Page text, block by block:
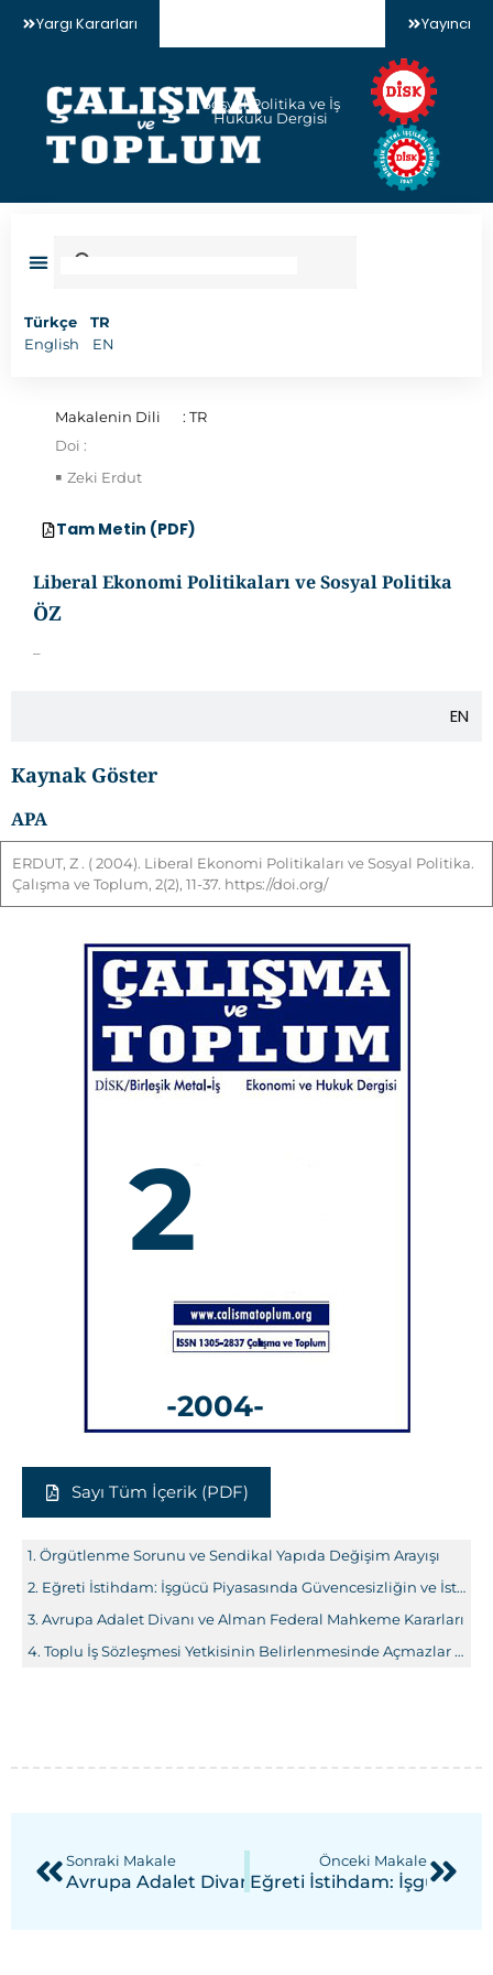
Yargı Kararları Yayıncı
Sosyal Politika ve İş
Hukuku Dergisi
Türkçe
TR
English
EN
2
-2004-
Sayı Tüm İçerik (PDF)
Örgütlenme Sorunu ve Sendikal Yapıda Değişim Arayışı
Eğreti İstihdam: İşgücü Piyasasında Güvencesizliğin ve İstikrarsızlığın Yeni Yapılanması
Avrupa Adalet Divanı ve Alman Federal Mahkeme Kararları
Toplu İş Sözleşmesi Yetkisinin Belirlenmesinde Açmazlar ve 2822 Sayılı Toplu İş Sözleşmesi Grev ve Lokavt Yasası
Makalenin Dili
: TR
Doi :
Tam Metin (PDF)
Zeki Erdut
EN
Liberal Ekonomi Politikaları ve Sosyal Politika
ÖZ
–
Kaynak Göster
APA
ERDUT, Z . ( 2004). Liberal Ekonomi Politikaları ve Sosyal Politika.
Çalışma ve Toplum, 2(2), 11-37. https://doi.org/
Sonraki Makale
Avrupa Adalet Divanı Ve Alman Federal
Önceki Makale
Eğreti İstihdam: İşgücü